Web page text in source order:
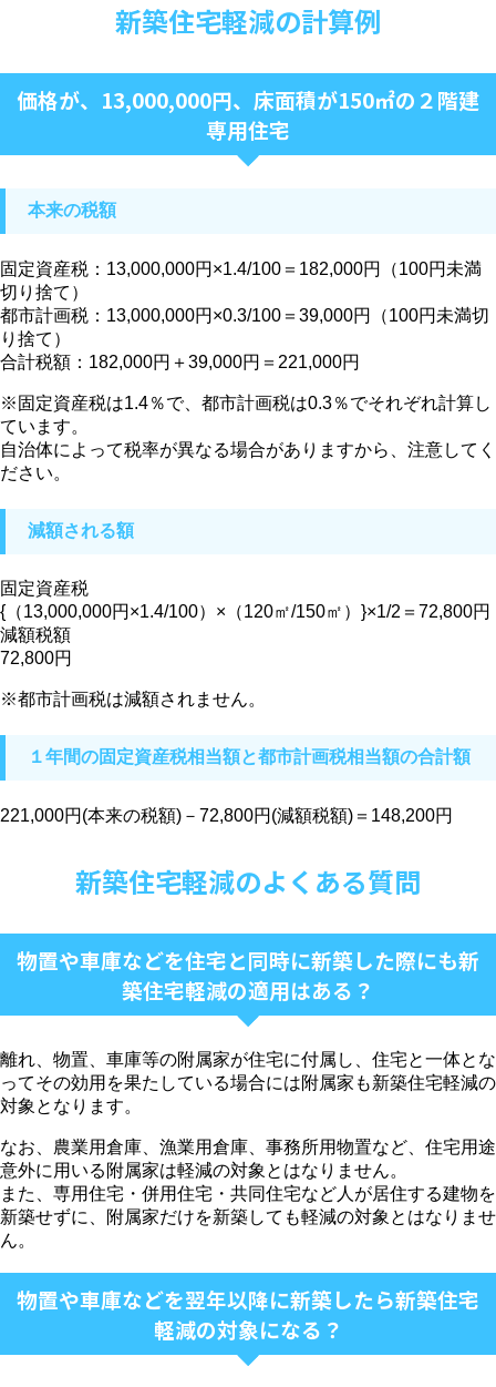
新築住宅軽減の計算例
価格が、13,000,000円、床面積が150㎡の２階建
専用住宅
本来の税額
固定資産税：13,000,000円×1.4/100＝182,000円（100円未満
切り捨て）
都市計画税：13,000,000円×0.3/100＝39,000円（100円未満切
り捨て）
合計税額：182,000円＋39,000円＝221,000円
※固定資産税は1.4％で、都市計画税は0.3％でそれぞれ計算し
ています。
自治体によって税率が異なる場合がありますから、注意してく
ださい。
減額される額
固定資産税
{（13,000,000円×1.4/100）×（120㎡/150㎡）}×1/2＝72,800円
減額税額
72,800円
※都市計画税は減額されません。
１年間の固定資産税相当額と都市計画税相当額の合計額
221,000円(本来の税額)－72,800円(減額税額)＝148,200円
新築住宅軽減のよくある質問
物置や車庫などを住宅と同時に新築した際にも新
築住宅軽減の適用はある？
離れ、物置、車庫等の附属家が住宅に付属し、住宅と一体とな
ってその効用を果たしている場合には附属家も新築住宅軽減の
対象となります。
なお、農業用倉庫、漁業用倉庫、事務所用物置など、住宅用途
意外に用いる附属家は軽減の対象とはなりません。
また、専用住宅・併用住宅・共同住宅など人が居住する建物を
新築せずに、附属家だけを新築しても軽減の対象とはなりませ
ん。
物置や車庫などを翌年以降に新築したら新築住宅
軽減の対象になる？